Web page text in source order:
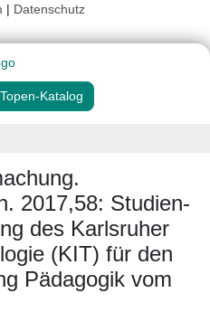
| Datenschutz
Katalog
2017,58: Studien-
des Karlsruher
(KIT) für den
Pädagogik vom